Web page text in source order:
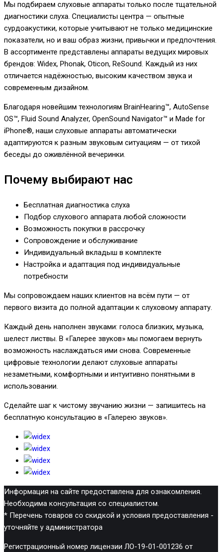
Мы подбираем слуховые аппараты только после тщательной
диагностики слуха. Специалисты центра — опытные
сурдоакустики, которые учитывают не только медицинские
показатели, но и ваш образ жизни, привычки и предпочтения.
В ассортименте представлены аппараты ведущих мировых
брендов: Widex, Phonak, Oticon, ReSound. Каждый из них
отличается надёжностью, высоким качеством звука и
современным дизайном.
Благодаря новейшим технологиям BrainHearing™, AutoSense
OS™, Fluid Sound Analyzer, OpenSound Navigator™ и Made for
iPhone®, наши слуховые аппараты автоматически
адаптируются к разным звуковым ситуациям — от тихой
беседы до оживлённой вечеринки.
Почему выбирают нас
Бесплатная диагностика слуха
Подбор слухового аппарата любой сложности
Возможность покупки в рассрочку
Сопровождение и обслуживание
Индивидуальный вкладыш в комплекте
Настройка и адаптация под индивидуальные
потребности
Мы сопровождаем наших клиентов на всём пути — от
первого визита до полной адаптации к слуховому аппарату.
Каждый день наполнен звуками: голоса близких, музыка,
шелест листвы. В «Галерее звуков» мы помогаем вернуть
возможность наслаждаться ими снова. Современные
цифровые технологии делают слуховые аппараты
незаметными, комфортными и интуитивно понятными в
использовании.
Сделайте шаг к чистому звучанию жизни — запишитесь на
бесплатную консультацию в «Галерею звуков».
Информация на сайте предоставлена для ознакомления.
Необходима консультация со специалистом.
* Перечень товаров со скидкой и условия предоставления -
уточняйте у администратора
Регистрационный номер лицензии ЛО-19-01-001236 от